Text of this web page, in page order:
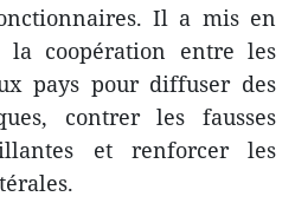
Il a mis en
la coopération entre les
pays pour diffuser des
contrer les fausses
et renforcer les